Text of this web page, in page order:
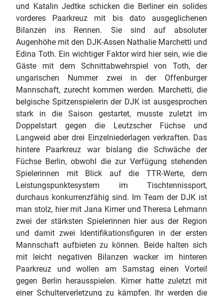
und Katalin Jedtke schicken die Berliner ein solides
vorderes Paarkreuz mit bis dato ausgeglichenen
Bilanzen ins Rennen. Sie sind auf absoluter
Augenhöhe mit den DJK-Assen Nathalie Marchetti und
Edina Toth. Ein wichtiger Faktor wird hier sein, wie die
Gäste mit dem Schnittabwehrspiel von Toth, der
ungarischen Nummer zwei in der Offenburger
Mannschaft, zurecht kommen werden. Marchetti, die
belgische Spitzenspielerin der DJK ist ausgesprochen
stark in die Saison gestartet, musste zuletzt im
Doppelstart gegen die Leutzscher Füchse und
Langweid aber drei Einzelniederlagen verkraften. Das
hintere Paarkreuz war bislang die Schwäche der
Füchse Berlin, obwohl die zur Verfügung stehenden
Spielerinnen mit Blick auf die TTR-Werte, dem
Leistungspunktesystem im Tischtennissport,
durchaus konkurrenzfähig sind. Im Team der DJK ist
man stolz, hier mit Jana Kirner und Theresa Lehmann
zwei der stärksten Spielerinnen hier aus der Region
und damit zwei Identifikationsfiguren in der ersten
Mannschaft aufbieten zu können. Beide halten sich
mit leicht negativen Bilanzen wacker im hinteren
Paarkreuz und wollen am Samstag einen Vorteil
gegen Berlin herausspielen. Kirner hatte zuletzt mit
einer Schulterverletzung zu kämpfen. Ihr werden die